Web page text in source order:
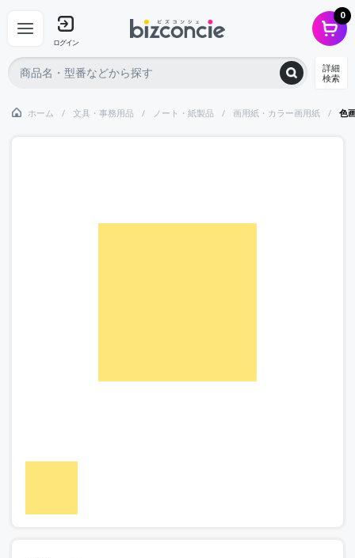
ログイン
0
詳細
検索
ホーム 文具・事務用品 ノート・紙製品 画用紙・カラー画用紙 色